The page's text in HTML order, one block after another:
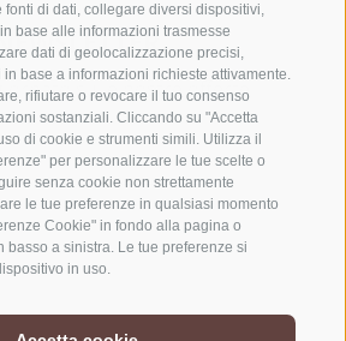
di dati, collegare diversi dispositivi,
base alle informazioni trasmesse
dati di geolocalizzazione precisi,
base a informazioni richieste attivamente.
rifiutare o revocare il tuo consenso
sostanziali. Cliccando su "Accetta
di cookie e strumenti simili. Utilizza il
per personalizzare le tue scelte o
senza cookie non strettamente
le tue preferenze in qualsiasi momento
Cookie" in fondo alla pagina o
basso a sinistra. Le tue preferenze si
in uso.
sulle nostre offerte
Registrati